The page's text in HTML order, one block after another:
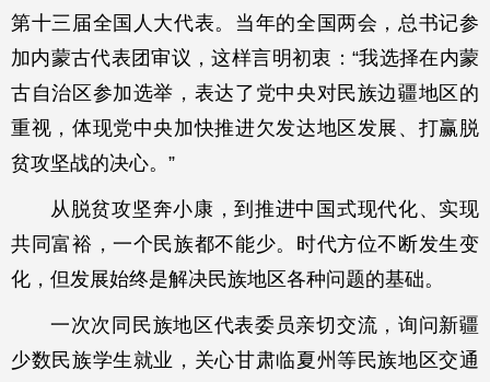
第十三届全国人大代表。当年的全国两会，总书记参
加内蒙古代表团审议，这样言明初衷：“我选择在内蒙
古自治区参加选举，表达了党中央对民族边疆地区的
重视，体现党中央加快推进欠发达地区发展、打赢脱
贫攻坚战的决心。”
从脱贫攻坚奔小康，到推进中国式现代化、实现
共同富裕，一个民族都不能少。时代方位不断发生变
化，但发展始终是解决民族地区各种问题的基础。
一次次同民族地区代表委员亲切交流，询问新疆
少数民族学生就业，关心甘肃临夏州等民族地区交通